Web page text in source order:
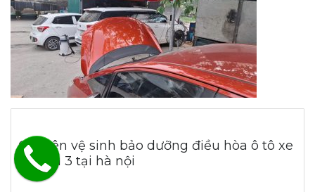
Chuyên vệ sinh bảo dưỡng điều hòa ô tô xe
Mazda 3 tại hà nội